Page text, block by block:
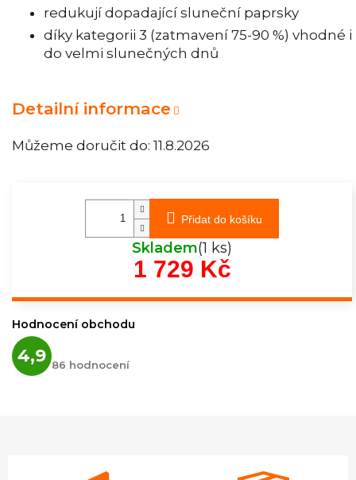
Můžeme doručit do: 11.8.2026
redukují dopadající sluneční paprsky
díky kategorii 3 (zatmavení 75-90 %) vhodné i
do velmi slunečných dnů
Detailní informace
Přidat do košíku
Skladem(1 ks)
1 729 KčMěrná
Hodnocení obchodu
4,9 hodnocení
obchodu
86 hodnocení